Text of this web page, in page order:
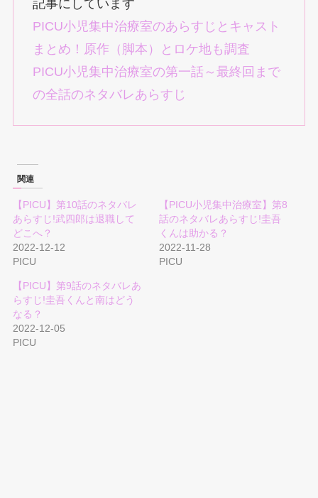
記事にしています
PICU小児集中治療室のあらすじとキャスト
まとめ！原作（脚本）とロケ地も調査
PICU小児集中治療室の第一話～最終回まで
の全話のネタバレあらすじ
関連
【PICU】第10話のネタバレ
あらすじ!武四郎は退職して
どこへ？
2022-12-12
PICU
【PICU小児集中治療室】第8
話のネタバレあらすじ!圭吾
くんは助かる？
2022-11-28
PICU
【PICU】第9話のネタバレあ
らすじ!圭吾くんと南はどう
なる？
2022-12-05
PICU